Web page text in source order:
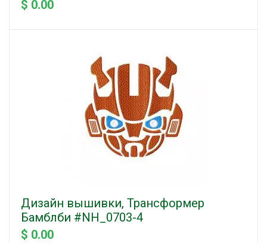
$ 0.00
Дизайн вышивки, Трансформер
Бамблби #NH_0703-4
$ 0.00